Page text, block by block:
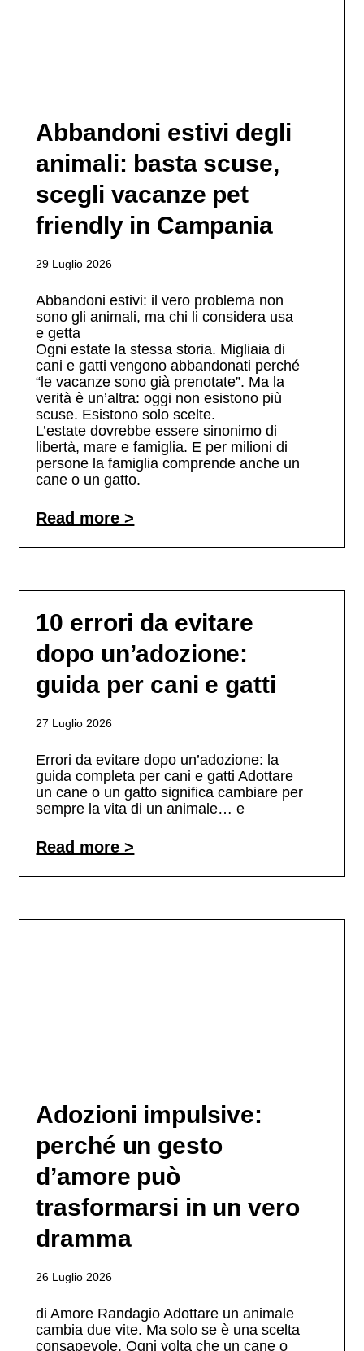
Abbandoni estivi degli
animali: basta scuse,
scegli vacanze pet
friendly in Campania
29 Luglio 2026
Abbandoni estivi: il vero problema non
sono gli animali, ma chi li considera usa
e getta
Ogni estate la stessa storia. Migliaia di
cani e gatti vengono abbandonati perché
“le vacanze sono già prenotate”. Ma la
verità è un’altra: oggi non esistono più
scuse. Esistono solo scelte.
L’estate dovrebbe essere sinonimo di
libertà, mare e famiglia. E per milioni di
persone la famiglia comprende anche un
cane o un gatto.
Read more >
10 errori da evitare
dopo un’adozione:
guida per cani e gatti
27 Luglio 2026
Errori da evitare dopo un’adozione: la
guida completa per cani e gatti Adottare
un cane o un gatto significa cambiare per
sempre la vita di un animale… e
Read more >
Adozioni impulsive:
perché un gesto
d’amore può
trasformarsi in un vero
dramma
26 Luglio 2026
di Amore Randagio Adottare un animale
cambia due vite. Ma solo se è una scelta
consapevole. Ogni volta che un cane o